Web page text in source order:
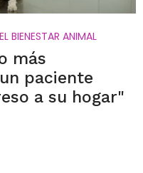
BIENESTAR ANIMAL
más
paciente
a su hogar"